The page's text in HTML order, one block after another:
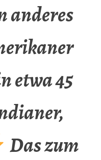
anderes
etwa 45
Das zum